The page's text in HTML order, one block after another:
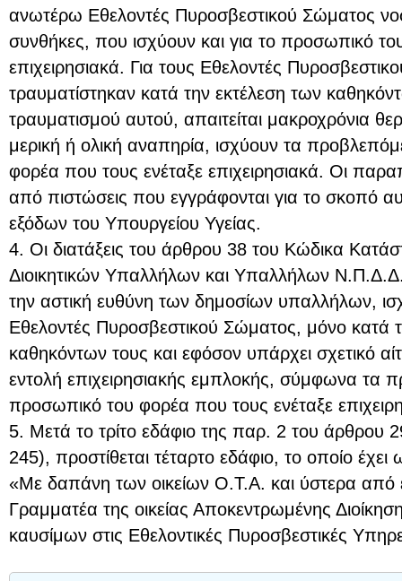
ανωτέρω Εθελοντές Πυροσβεστικού Σώματος
συνθήκες, που ισχύουν και για το προσωπικό
επιχειρησιακά. Για τους Εθελοντές
τραυματίστηκαν κατά την εκτέλεση των
τραυματισμού αυτού, απαιτείται μακροχρόνια
μερική ή ολική αναπηρία, ισχύουν τα
φορέα που τους ενέταξε επιχειρησιακά. Οι
από πιστώσεις που εγγράφονται για το σκοπό
εξόδων του Υπουργείου Υγείας.
4. Οι διατάξεις του άρθρου 38 του Κώδικα
Διοικητικών Υπαλλήλων και Υπαλλήλων
την αστική ευθύνη των δημοσίων υπαλλήλων,
Εθελοντές Πυροσβεστικού Σώματος, μόνο κατά
καθηκόντων τους και εφόσον υπάρχει σχετικό
εντολή επιχειρησιακής εμπλοκής, σύμφωνα τα
προσωπικό του φορέα που τους ενέταξε
5. Μετά το τρίτο εδάφιο της παρ. 2 του άρθρου
245), προστίθεται τέταρτο εδάφιο, το οποίο έχει
«Με δαπάνη των οικείων Ο.Τ.Α. και ύστερα από
Γραμματέα της οικείας Αποκεντρωμένης
καυσίμων στις Εθελοντικές Πυροσβεστικές